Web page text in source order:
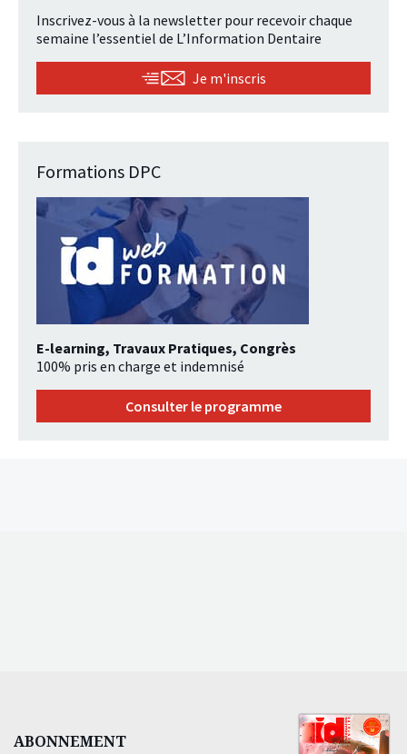
Inscrivez-vous à la newsletter pour recevoir chaque
semaine l’essentiel de L’Information Dentaire
Je m'inscris
Formations DPC
E-learning, Travaux Pratiques, Congrès
100% pris en charge et indemnisé
Consulter le programme
ABONNEMENT